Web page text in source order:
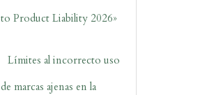
to Product Liability 2026»
Límites al incorrecto uso
de marcas ajenas en la